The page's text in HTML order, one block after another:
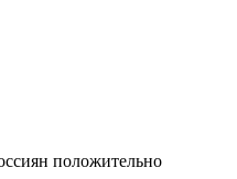
положительно